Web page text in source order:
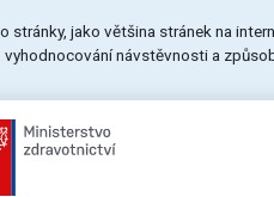
stránky, jako většina stránek na
vyhodnocování návstěvnosti a